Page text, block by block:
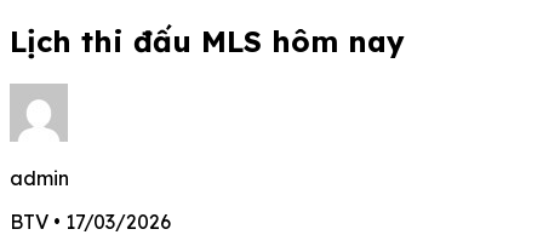
Lịch thi đấu MLS hôm nay
admin
BTV • 17/03/2026